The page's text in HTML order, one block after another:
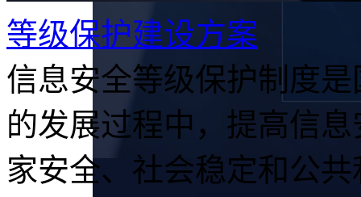
等级保护建设方案
信息安全等级保护制度
的发展过程中，提高信
家安全、社会稳定和公